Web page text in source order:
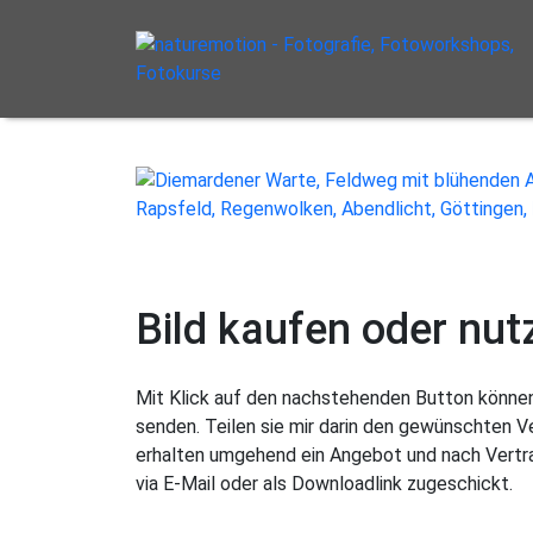
Bild kaufen oder
Mit Klick auf den nachstehenden Button
senden. Teilen sie mir darin den gewünschten
erhalten umgehend ein Angebot und nach
via E-Mail oder als Downloadlink zugeschickt.